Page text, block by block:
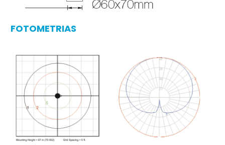
FOTOMETRIAS